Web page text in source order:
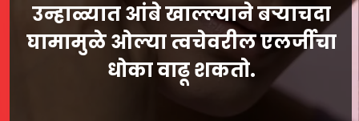
उन्हाळ्यात आंबे खाल्ल्याने बऱ्याचदा
घामामुळे ओल्या त्वचेवरील एलर्जीचा